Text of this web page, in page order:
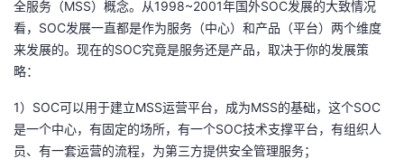
全服务（MSS）概念。从1998~2001年国外SOC发展的大致情况
看，SOC发展一直都是作为服务（中心）和产品（平台）两个维度
来发展的。现在的SOC究竟是服务还是产品，取决于你的发展策
略：
1）SOC可以用于建立MSS运营平台，成为MSS的基础，这个SOC
是一个中心，有固定的场所，有一个SOC技术支撑平台，有组织人
员、有一套运营的流程，为第三方提供安全管理服务；